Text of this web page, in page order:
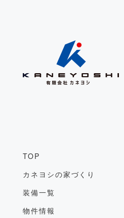
TOP
カネヨシの家づくり
装備一覧
物件情報